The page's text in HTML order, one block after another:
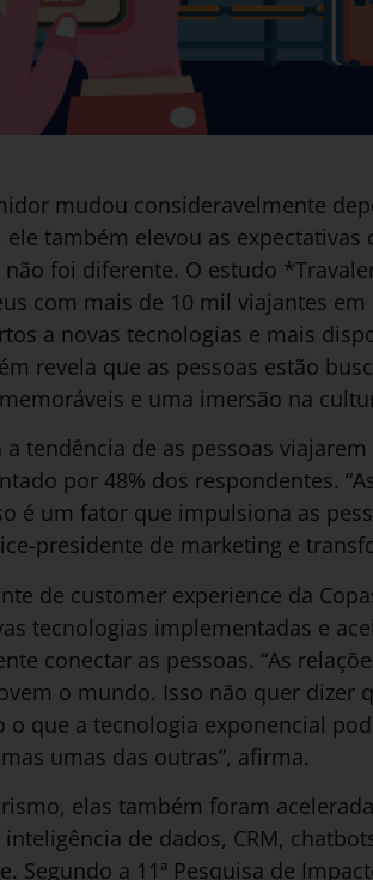
mudou consideravelmente
também elevou as
foi diferente. O estudo
com mais de 10 mil viajantes
a novas tecnologias e mais
revela que as pessoas estão
e uma imersão na
tendência de as pessoas
por 48% dos respondentes.
é um fator que impulsiona as
presidente de marketing e
de customer experience da
tecnologias implementadas e
conectar as pessoas. “As
o mundo. Isso não quer dizer
que a tecnologia exponencial
umas das outras”, afirma.
elas também foram
de dados, CRM,
Segundo a 11ª Pesquisa de